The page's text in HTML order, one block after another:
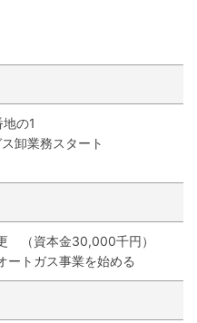
の1
卸業務スタート
（資本金30,000千円）
トガス事業を始める